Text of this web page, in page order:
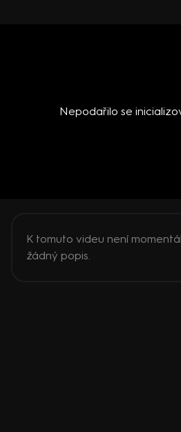
Nepodařilo se
K tomuto videu není
žádný popis.